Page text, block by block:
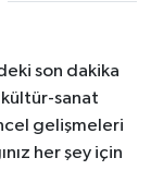
son dakika
sanat
gelişmeleri
her şey için